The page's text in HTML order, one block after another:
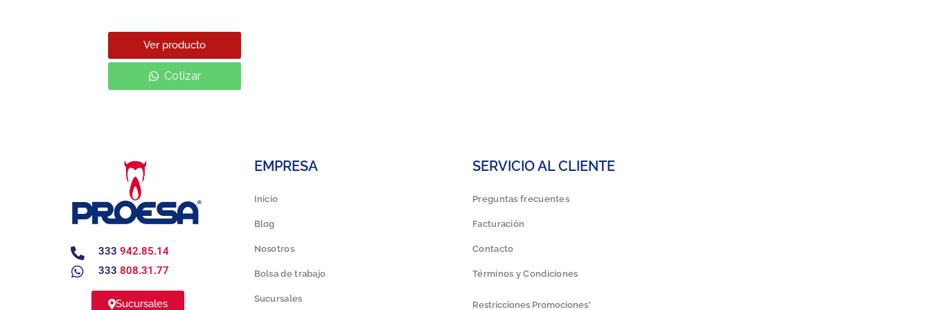
Ver producto
Cotizar
333 942.85.14
333 808.31.77
Sucursales
EMPRESA
Inicio
Blog
Nosotros
Bolsa de trabajo
Sucursales
SERVICIO AL CLIENTE
Preguntas frecuentes
Facturación
Contacto
Términos y Condiciones
Restricciones Promociones*